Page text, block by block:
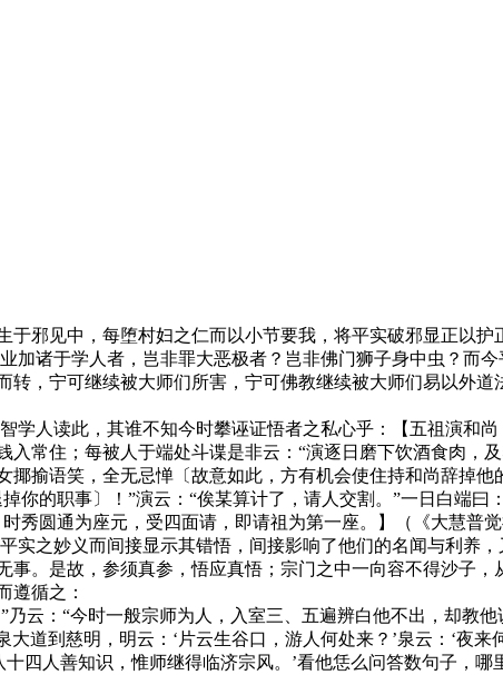
见中，每堕村妇之仁而以小节要我，将平实破邪显正以护
诸于学人者，岂非罪大恶极者？岂非佛门狮子身中虫？而
，宁可继续被大师们所害，宁可佛教继续被大师们易以外
人读此，其谁不知今时攀诬证悟者之私心乎：【五祖演和尚
常住；每被人于端处斗谍是非云：“演逐日磨下饮酒食肉，
揄语笑，全无忌惮〔故意如此，方有机会使住持和尚辞掉
你的职事〕！”演云：“俟某算计了，请人交割。”一日白端曰
秀圆通为座元，受四面请，即请祖为第一座。】（《大慧普觉
之妙义而间接显示其错悟，间接影响了他们的名闻与利养
。是故，参须真参，悟应真悟；宗门之中一向容不得沙子
遵循之：
：“今时一般宗师为人，入室三、五遍辨白他不出，却教他
道到慈明，明云：‘片云生谷口，游人何处来？’泉云：‘夜来
四人善知识，惟师继得临济宗风。’看他恁么问答数句子，